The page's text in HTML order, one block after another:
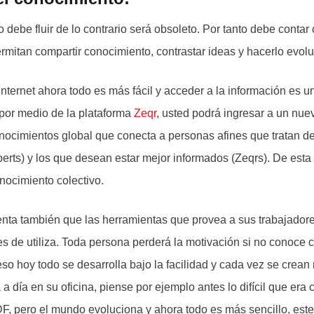
debe fluir de lo contrario será obsoleto. Por tanto debe contar
compartir conocimiento, contrastar ideas y hacerlo
ahora todo es más fácil y acceder a la información es
medio de la plataforma Zeqr, usted podrá ingresar a un
global que conecta a personas afines que tratan
y los que desean estar mejor informados (Zeqrs). De
colectivo.
también que las herramientas que provea a sus
de utiliza. Toda persona perderá la motivación si no conoce
hoy todo se desarrolla bajo la facilidad y cada vez se crean
día en su oficina, piense por ejemplo antes lo difícil que era
pero el mundo evoluciona y ahora todo es más sencillo,